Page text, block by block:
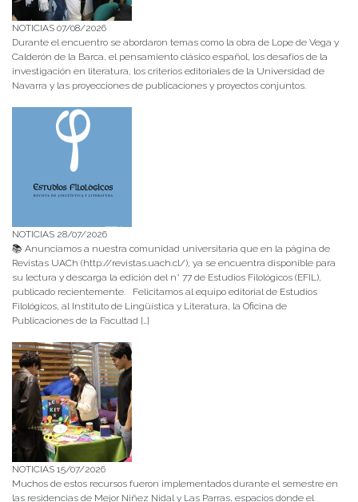
NOTICIAS 07/08/2026
Durante el encuentro se abordaron temas como la obra de Lope de Vega y
Calderón de la Barca, el pensamiento clásico español, los desafíos de la
investigación en literatura, los criterios editoriales de la Universidad de
Navarra y las proyecciones de publicaciones y proyectos conjuntos.
NOTICIAS 28/07/2026
📚 Anunciamos a nuestra comunidad universitaria que en la página de
Revistas UACh (http://revistas.uach.cl/), ya se encuentra disponible para
su lectura y descarga la edición del n° 77 de Estudios Filológicos (EFIL),
publicado recientemente. Felicitamos al equipo editorial de Estudios
Filológicos, al Instituto de Lingüística y Literatura, la Oficina de
Publicaciones de la Facultad […]
NOTICIAS 15/07/2026
Muchos de estos recursos fueron implementados durante el semestre en
las residencias de Mejor Niñez Nidal y Las Parras, espacios donde el